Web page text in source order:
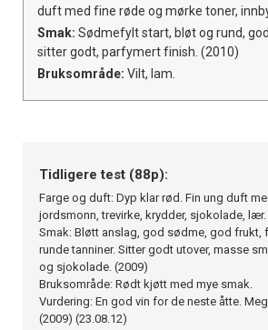
duft med fine røde og mørke toner,
Smak: Sødmefylt start, bløt og rund,
sitter godt, parfymert finish. (2010)
Bruksområde: Vilt, lam.
Tidligere test (88p):
Farge og duft: Dyp klar rød. Fin ung duft
jordsmonn, trevirke, krydder, sjokolade, lær.
Smak: Bløtt anslag, god sødme, god frukt,
runde tanniner. Sitter godt utover, masse
og sjokolade. (2009)
Bruksområde: Rødt kjøtt med mye smak.
Vurdering: En god vin for de neste åtte.
(2009) (23.08.12)